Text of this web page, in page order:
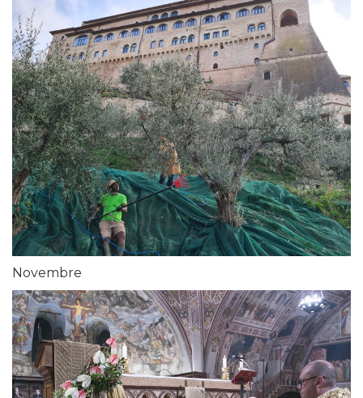
Novembre